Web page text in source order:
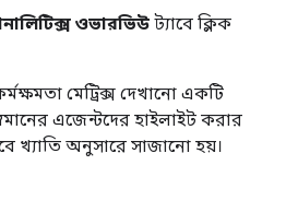
ওভারভিউ ট্যাবে ক্লিক
মেট্রিক্স দেখানো একটি
এজেন্টদের হাইলাইট করার
খ্যাতি অনুসারে সাজানো হয়।